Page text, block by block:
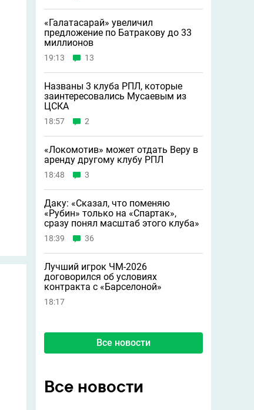
«Галатасарай» увеличил
предложение по Батракову до 33
миллионов
19:13 13
Названы 3 клуба РПЛ, которые
заинтересовались Мусаевым из
ЦСКА
18:57 2
«Локомотив» может отдать Веру в
аренду другому клубу РПЛ
18:48 3
Даку: «Сказал, что поменяю
«Рубин» только на «Спартак»,
сразу понял масштаб этого клуба»
18:39 36
Лучший игрок ЧМ-2026
договорился об условиях
контракта с «Барселоной»
18:17
Все новости
Все новости